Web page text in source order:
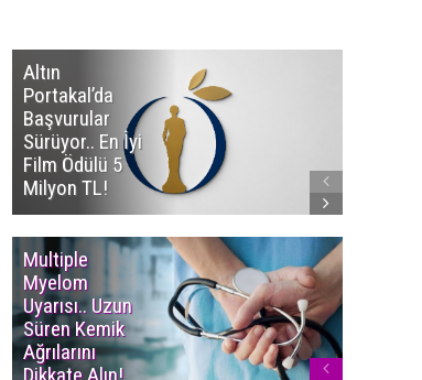
Altın
Portakal’da
Başvurular
Sürüyor.. En İyi
Film Ödülü 5
Milyon TL!
Multiple
Myelom
Uyarısı.. Uzun
Süren Kemik
Ağrılarını